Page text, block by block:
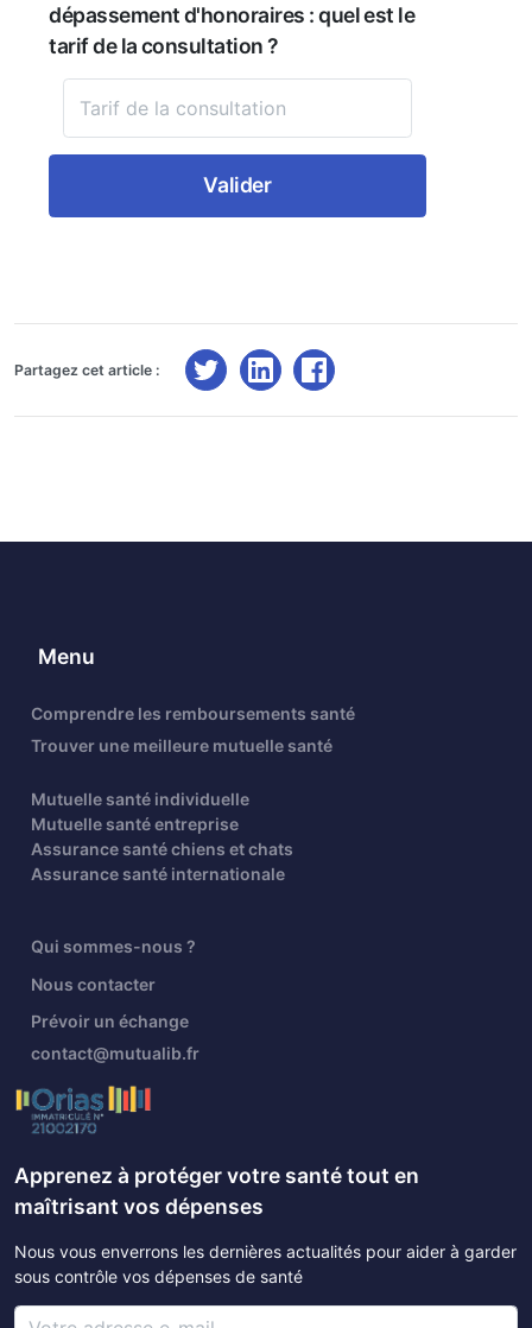
dépassement d'honoraires : quel est le
tarif de la consultation ?
Valider
Partagez cet article :
Menu
Comprendre les remboursements santé
Trouver une meilleure mutuelle santé
Mutuelle santé individuelle
Mutuelle santé entreprise
Assurance santé chiens et chats
Assurance santé internationale
Qui sommes-nous ?
Nous contacter
Prévoir un échange
contact@mutualib.fr
Apprenez à protéger votre santé tout en
maîtrisant vos dépenses
Nous vous enverrons les dernières actualités pour aider à garder
sous contrôle vos dépenses de santé